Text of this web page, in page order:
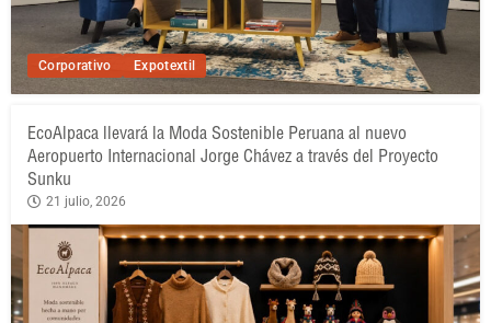
Corporativo Expotextil
EcoAlpaca llevará la Moda Sostenible Peruana al nuevo
Aeropuerto Internacional Jorge Chávez a través del Proyecto
Sunku
21 julio, 2026